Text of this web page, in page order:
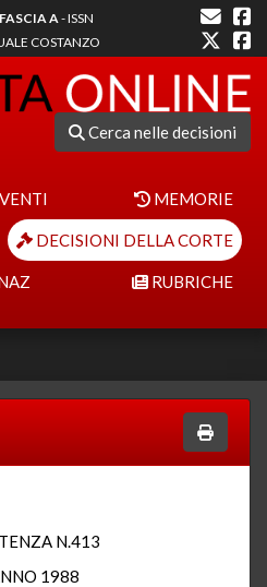
FASCIA A- ISSN
COSTANZO
Cerca nelle decisioni
MEMORIE
DECISIONI DELLA CORTE
RUBRICHE
N.413
1988